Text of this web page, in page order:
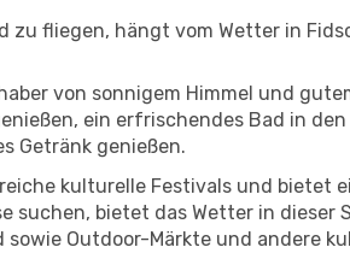
zu fliegen, hängt vom Wetter in
von sonnigem Himmel und
ein erfrischendes Bad in
Getränk genießen.
kulturelle Festivals und bietet
suchen, bietet das Wetter in
sowie Outdoor-Märkte und andere